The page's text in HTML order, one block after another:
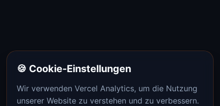
🍪 Cookie-Einstellungen
Wir verwenden Vercel Analytics, um die Nutzung
unserer Website zu verstehen und zu verbessern.